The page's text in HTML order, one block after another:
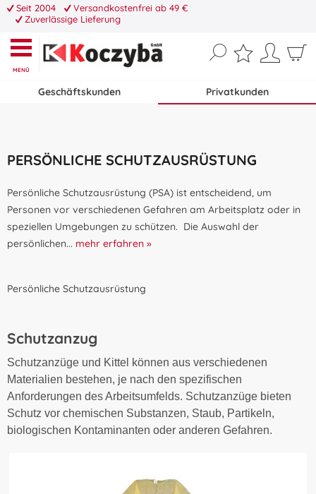
Seit 2004
Versandkostenfrei ab 49 €
Zuverlässige Lieferung
MENÜ
Geschäftskunden Privatkunden
PERSÖNLICHE SCHUTZAUSRÜSTUNG
Persönliche Schutzausrüstung (PSA) ist entscheidend, um
Personen vor verschiedenen Gefahren am Arbeitsplatz oder in
speziellen Umgebungen zu schützen. Die Auswahl der
persönlichen... mehr erfahren »
Persönliche Schutzausrüstung
Schutzanzug
Schutzanzüge und Kittel können aus verschiedenen
Materialien bestehen, je nach den spezifischen
Anforderungen des Arbeitsumfelds. Schutzanzüge bieten
Schutz vor chemischen Substanzen, Staub, Partikeln,
biologischen Kontaminanten oder anderen Gefahren.